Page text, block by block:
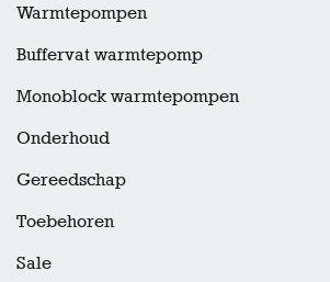
Warmtepompen
Buffervat warmtepomp
Monoblock warmtepompen
Onderhoud
Gereedschap
Toebehoren
Sale